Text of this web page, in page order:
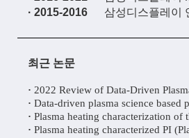
· 2015-2016
삼성디스플레이
최근 논문
· 2022 Review of Data-Driven
· Data-driven plasma science
· Plasma heating characterization
· Plasma heating characterized PI